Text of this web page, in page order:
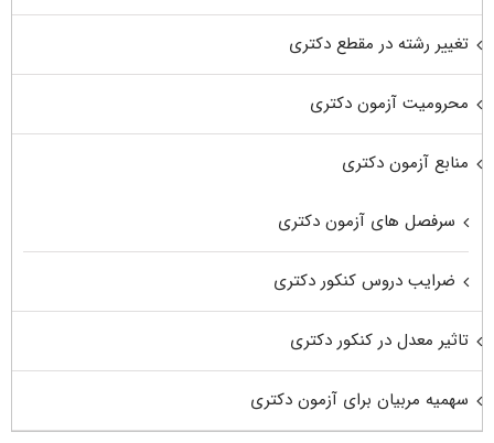
تغییر رشته در مقطع دکتری
محرومیت آزمون دکتری
منابع آزمون دکتری
سرفصل های آزمون دکتری
ضرایب دروس کنکور دکتری
تاثیر معدل در کنکور دکتری
سهمیه مربیان برای آزمون دکتری